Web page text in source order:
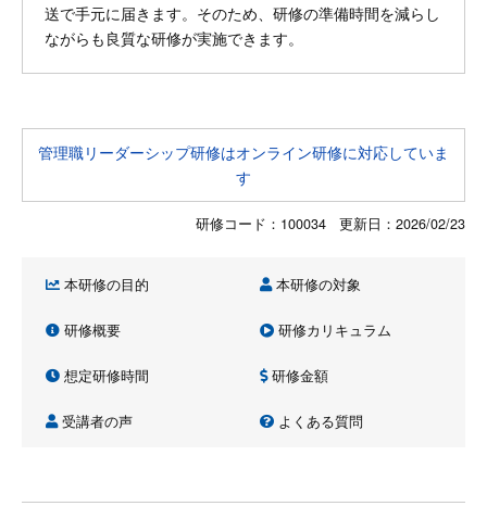
送で手元に届きます。そのため、研修の準備時間を減らし
ながらも良質な研修が実施できます。
管理職リーダーシップ研修はオンライン研修に対応していま
す
研修コード：100034 更新日： 2026/02/23
本研修の目的 本研修の対象
研修概要 研修カリキュラム
想定研修時間 研修金額
受講者の声 よくある質問